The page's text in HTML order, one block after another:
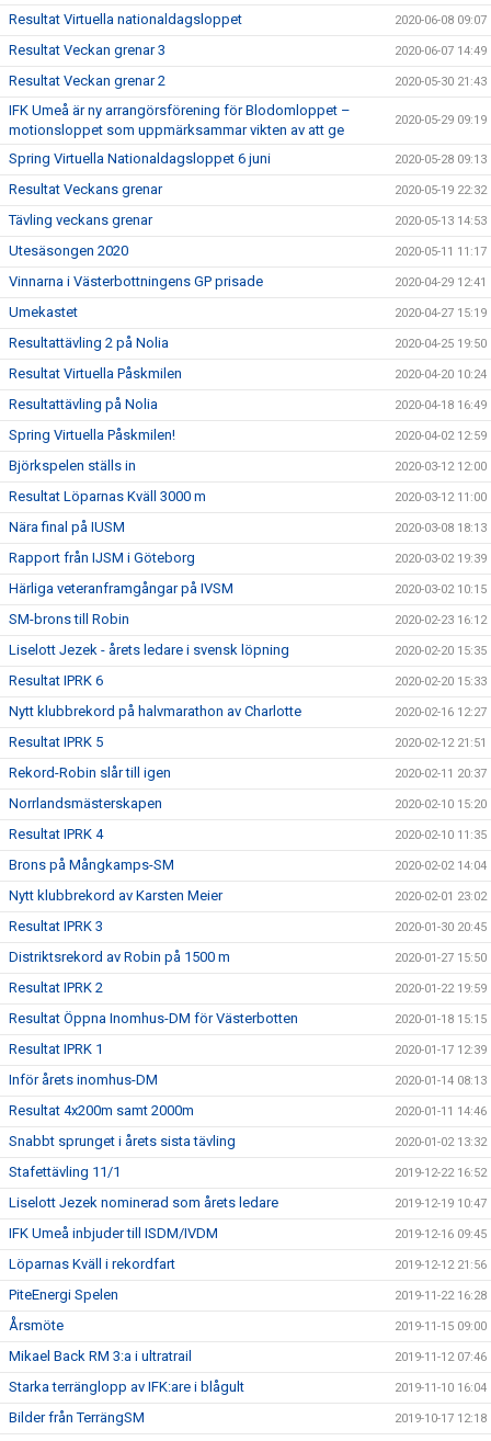
Resultat Virtuella nationaldagsloppet 2020-06-08 09:07
Resultat Veckan grenar 3 2020-06-07 14:49
Resultat Veckan grenar 2 2020-05-30 21:43
IFK Umeå är ny arrangörsförening för Blodomloppet –
motionsloppet som uppmärksammar vikten av att ge
2020-05-29 09:19
Spring Virtuella Nationaldagsloppet 6 juni 2020-05-28 09:13
Resultat Veckans grenar 2020-05-19 22:32
Tävling veckans grenar 2020-05-13 14:53
Utesäsongen 2020 2020-05-11 11:17
Vinnarna i Västerbottningens GP prisade 2020-04-29 12:41
Umekastet 2020-04-27 15:19
Resultattävling 2 på Nolia 2020-04-25 19:50
Resultat Virtuella Påskmilen 2020-04-20 10:24
Resultattävling på Nolia 2020-04-18 16:49
Spring Virtuella Påskmilen! 2020-04-02 12:59
Björkspelen ställs in 2020-03-12 12:00
Resultat Löparnas Kväll 3000 m 2020-03-12 11:00
Nära final på IUSM 2020-03-08 18:13
Rapport från IJSM i Göteborg 2020-03-02 19:39
Härliga veteranframgångar på IVSM 2020-03-02 10:15
SM-brons till Robin 2020-02-23 16:12
Liselott Jezek - årets ledare i svensk löpning 2020-02-20 15:35
Resultat IPRK 6 2020-02-20 15:33
Nytt klubbrekord på halvmarathon av Charlotte 2020-02-16 12:27
Resultat IPRK 5 2020-02-12 21:51
Rekord-Robin slår till igen 2020-02-11 20:37
Norrlandsmästerskapen 2020-02-10 15:20
Resultat IPRK 4 2020-02-10 11:35
Brons på Mångkamps-SM 2020-02-02 14:04
Nytt klubbrekord av Karsten Meier 2020-02-01 23:02
Resultat IPRK 3 2020-01-30 20:45
Distriktsrekord av Robin på 1500 m 2020-01-27 15:50
Resultat IPRK 2 2020-01-22 19:59
Resultat Öppna Inomhus-DM för Västerbotten 2020-01-18 15:15
Resultat IPRK 1 2020-01-17 12:39
Inför årets inomhus-DM 2020-01-14 08:13
Resultat 4x200m samt 2000m 2020-01-11 14:46
Snabbt sprunget i årets sista tävling 2020-01-02 13:32
Stafettävling 11/1 2019-12-22 16:52
Liselott Jezek nominerad som årets ledare 2019-12-19 10:47
IFK Umeå inbjuder till ISDM/IVDM 2019-12-16 09:45
Löparnas Kväll i rekordfart 2019-12-12 21:56
PiteEnergi Spelen 2019-11-22 16:28
Årsmöte 2019-11-15 09:00
Mikael Back RM 3:a i ultratrail 2019-11-12 07:46
Starka terränglopp av IFK:are i blågult 2019-11-10 16:04
Bilder från TerrängSM 2019-10-17 12:18